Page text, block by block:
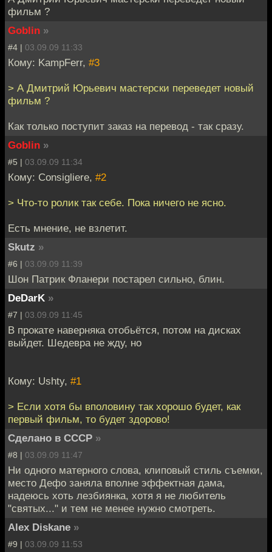
фильм ?
Goblin »
#4 | 03.09.09 11:33
Кому: KampFerr, #3
> А Дмитрий Юрьевич мастерски переведет новый
фильм ?
Как только поступит заказ на перевод - так сразу.
Goblin »
#5 | 03.09.09 11:34
Кому: Consigliere, #2
> Что-то ролик так себе. Пока ничего не ясно.
Есть мнение, не взлетит.
Skutz »
#6 | 03.09.09 11:39
Шон Патрик Фланери постарел сильно, блин.
DeDarK »
#7 | 03.09.09 11:45
В прокате наверняка отобьётся, потом на дисках
выйдет. Шедевра не жду, но
Кому: Ushty, #1
> Если хотя бы вполовину так хорошо будет, как
первый фильм, то будет здорово!
Сделано в СССР »
#8 | 03.09.09 11:47
Ни одного матерного слова, клиповый стиль съемки,
место Дефо заняла вполне эффектная дама,
надеюсь хоть лезбиянка, хотя я не любитель
"святых..." и тем не менее нужно смотреть.
Alex Diskane »
#9 | 03.09.09 11:53